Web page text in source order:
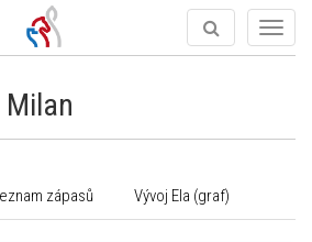
zápasů Vývoj Ela (graf)